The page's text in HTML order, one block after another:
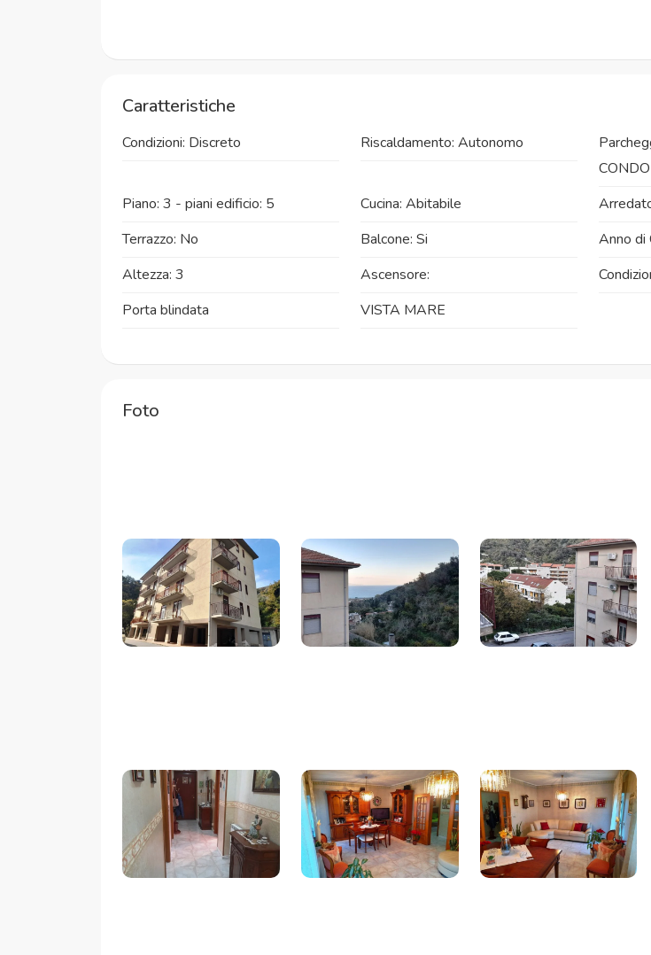
Caratteristiche
Condizioni: Discreto Riscaldamento: Autonomo
Piano: 3 - piani edificio: 5
Cucina: Abitabile
Terrazzo: No
Balcone: Si
Anno di
Altezza: 3
Ascensore:
Porta blindata
VISTA MARE
Foto